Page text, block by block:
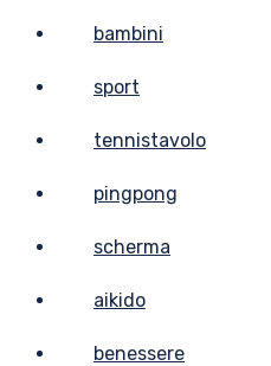
bambini
sport
tennistavolo
pingpong
scherma
aikido
benessere